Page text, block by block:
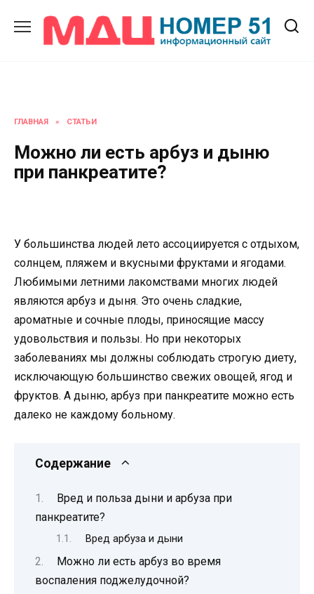
содержанию
ГЛАВНАЯ » СТАТЬИ
Можно ли есть арбуз и дыню
при панкреатите?
У большинства людей лето ассоциируется с отдыхом,
солнцем, пляжем и вкусными фруктами и ягодами.
Любимыми летними лакомствами многих людей
являются арбуз и дыня. Это очень сладкие,
ароматные и сочные плоды, приносящие массу
удовольствия и пользы. Но при некоторых
заболеваниях мы должны соблюдать строгую диету,
исключающую большинство свежих овощей, ягод и
фруктов. А дыню, арбуз при панкреатите можно есть
далеко не каждому больному.
Содержание
Вред и польза дыни и арбуза при
панкреатите?
Вред арбуза и дыни
Можно ли есть арбуз во время
воспаления поджелудочной?